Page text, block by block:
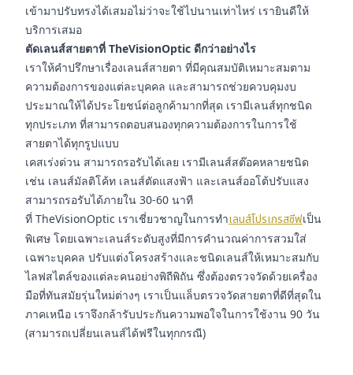
เข้ามาปรับทรงได้เสมอไม่ว่าจะใช้ไปนานเท่าไหร่ เรายินดีให้
บริการเสมอ
ตัดเลนส์สายตาที่ TheVisionOptic ดีกว่าอย่างไร
เราให้คำปรึกษาเรื่องเลนส์สายตา ที่มีคุณสมบัติเหมาะสมตาม
ความต้องการของแต่ละบุคคล และสามารถช่วยควบคุมงบ
ประมาณให้ได้ประโยชน์ต่อลูกค้ามากที่สุด เรามีเลนส์ทุกชนิด
ทุกประเภท ที่สามารถตอบสนองทุกความต้องการในการใช้
สายตาได้ทุกรูปแบบ
เคสเร่งด่วน สามารถรอรับได้เลย เรามีเลนส์สต๊อคหลายชนิด
เช่น เลนส์มัลติโค้ท เลนส์ตัดแสงฟ้า และเลนส์ออโต้ปรับแสง
สามารถรอรับได้ภายใน 30-60 นาที
ที่ TheVisionOptic เราเชี่ยวชาญในการทำเลนส์โปรเกรสซีฟเป็น
พิเศษ โดยเฉพาะเลนส์ระดับสูงที่มีการคำนวณค่าการสวมใส่
เฉพาะบุคคล ปรับแต่งโครงสร้างและชนิดเลนส์ให้เหมาะสมกับ
ไลฟสไตล์ของแต่ละคนอย่างพิถีพิถัน ซึ่งต้องตรวจวัดด้วยเครื่อง
มือที่ทันสมัยรุ่นใหม่ต่างๆ เราเป็นแล็บตรวจวัดสายตาที่ดีที่สุดใน
ภาคเหนือ เราจึงกล้ารับประกันความพอใจในการใช้งาน 90 วัน
(สามารถเปลี่ยนเลนส์ได้ฟรีในทุกกรณี)